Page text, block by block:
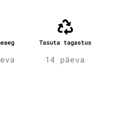
Tasuta tagastus
14 päeva